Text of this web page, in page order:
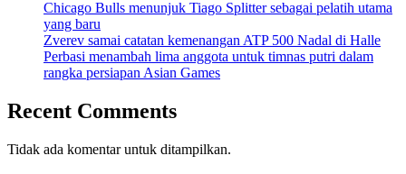
Chicago Bulls menunjuk Tiago Splitter sebagai pelatih utama
yang baru
Zverev samai catatan kemenangan ATP 500 Nadal di Halle
Perbasi menambah lima anggota untuk timnas putri dalam
rangka persiapan Asian Games
Recent Comments
Tidak ada komentar untuk ditampilkan.